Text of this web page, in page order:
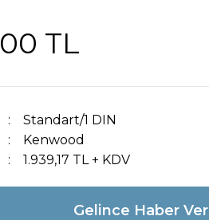
TL
Standart/1 DIN
Kenwood
1.939,17 TL + KDV
Gelince Haber Ver